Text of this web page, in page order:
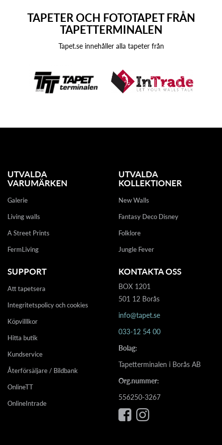
TAPETER OCH FOTOTAPET FRÅN
TAPETTERMINALEN
Tapet.se innehåller alla tapeter från
UTVALDA
VARUMÄRKEN
Galerie
Living walls
A Street Prints
FermLiving
UTVALDA
KOLLEKTIONER
New Walls
Fantasy Deco Disney
Folklore
Jungle Fever
SUPPORT
Att tapetsera
Integritetspolicy och cookies
Köpvilllkor
Hitta butik
Kundservice
Återförsäljare / Bildbank
OnlineTT
OnlineIntrade
KONTAKTA OSS
BOX 1201
501 12 Borås
info@tapet.se
033-12 54 00
Bolag:
Tapetterminalen i Borås AB
Org.nummer:
556250-3267